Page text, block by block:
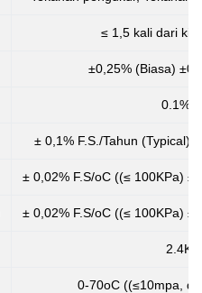
≤ 1,5 kali dari
±0,25% (Biasa)
0.1%
± 0,1% F.S./Tahun (Typical)
± 0,02% F.S/oC ((≤ 100KPa) ±
± 0,02% F.S/oC ((≤ 100KPa) ±
0-70oC ((≤10mpa,